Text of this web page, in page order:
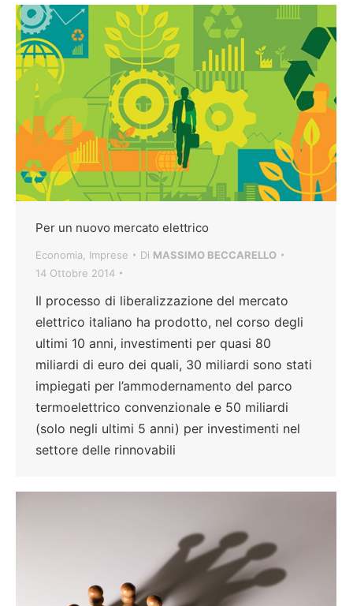
Per un nuovo mercato elettrico
Economia Imprese Di MASSIMO BECCARELLO
14 Ottobre 2014
Il processo di liberalizzazione del mercato
elettrico italiano ha prodotto, nel corso degli
ultimi 10 anni, investimenti per quasi 80
miliardi di euro dei quali, 30 miliardi sono stati
impiegati per l’ammodernamento del parco
termoelettrico convenzionale e 50 miliardi
(solo negli ultimi 5 anni) per investimenti nel
settore delle rinnovabili